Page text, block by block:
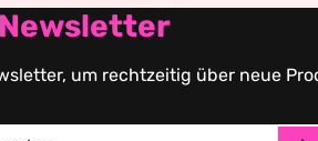
Newsletter
um rechtzeitig über neue